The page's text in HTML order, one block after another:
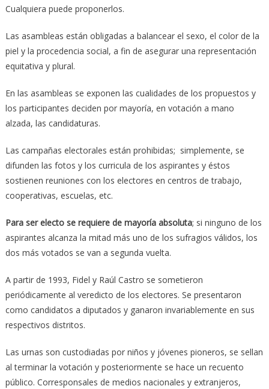
Cualquiera puede proponerlos.
Las asambleas están obligadas a balancear el sexo, el color de la
piel y la procedencia social, a fin de asegurar una representación
equitativa y plural.
En las asambleas se exponen las cualidades de los propuestos y
los participantes deciden por mayoría, en votación a mano
alzada, las candidaturas.
Las campañas electorales están prohibidas; ​ simplemente, se
difunden las fotos y los curricula de los aspirantes y éstos
sostienen reuniones con los electores en centros de trabajo,
cooperativas, escuelas, etc.
Para ser electo se requiere de mayoría absoluta; si ninguno de los
aspirantes alcanza la mitad más uno de los sufragios válidos, los
dos más votados se van a segunda vuelta.
A partir de 1993, Fidel y Raúl Castro se sometieron
periódicamente al veredicto de los electores. Se presentaron
como candidatos a diputados y ganaron invariablemente en sus
respectivos distritos.
Las urnas son custodiadas por niños y jóvenes pioneros, se sellan
al terminar la votación y posteriormente se hace un recuento
público. Corresponsales de medios nacionales y extranjeros,